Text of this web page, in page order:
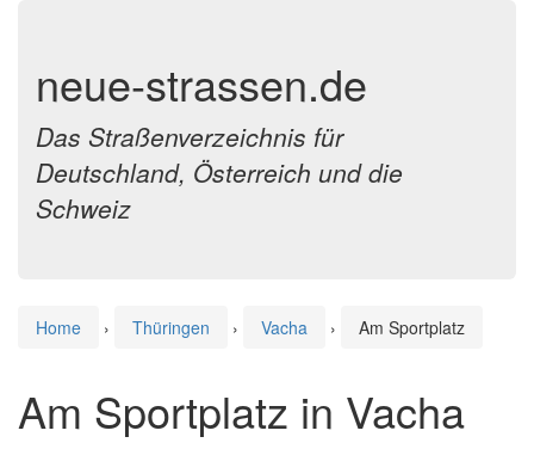
neue-strassen.de
Das Straßenverzeichnis für
Deutschland, Österreich und die
Schweiz
Home › Thüringen › Vacha › Am Sportplatz
Am Sportplatz in Vacha